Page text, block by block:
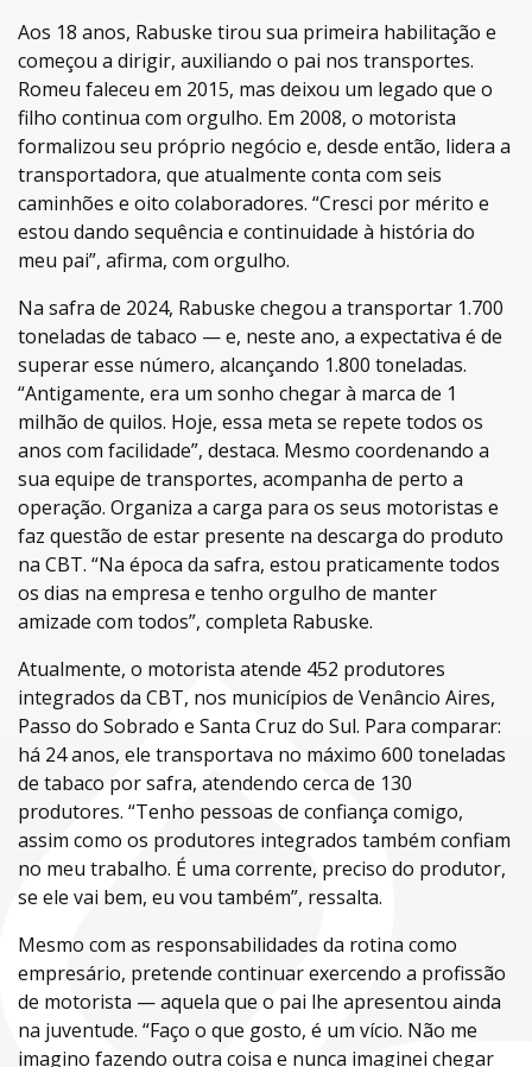
Aos 18 anos, Rabuske tirou sua primeira habilitação e
começou a dirigir, auxiliando o pai nos transportes.
Romeu faleceu em 2015, mas deixou um legado que o
filho continua com orgulho. Em 2008, o motorista
formalizou seu próprio negócio e, desde então, lidera a
transportadora, que atualmente conta com seis
caminhões e oito colaboradores. “Cresci por mérito e
estou dando sequência e continuidade à história do
meu pai”, afirma, com orgulho.
Na safra de 2024, Rabuske chegou a transportar 1.700
toneladas de tabaco — e, neste ano, a expectativa é de
superar esse número, alcançando 1.800 toneladas.
“Antigamente, era um sonho chegar à marca de 1
milhão de quilos. Hoje, essa meta se repete todos os
anos com facilidade”, destaca. Mesmo coordenando a
sua equipe de transportes, acompanha de perto a
operação. Organiza a carga para os seus motoristas e
faz questão de estar presente na descarga do produto
na CBT. “Na época da safra, estou praticamente todos
os dias na empresa e tenho orgulho de manter
amizade com todos”, completa Rabuske.
Atualmente, o motorista atende 452 produtores
integrados da CBT, nos municípios de Venâncio Aires,
Passo do Sobrado e Santa Cruz do Sul. Para comparar:
há 24 anos, ele transportava no máximo 600 toneladas
de tabaco por safra, atendendo cerca de 130
produtores. “Tenho pessoas de confiança comigo,
assim como os produtores integrados também confiam
no meu trabalho. É uma corrente, preciso do produtor,
se ele vai bem, eu vou também”, ressalta.
Mesmo com as responsabilidades da rotina como
empresário, pretende continuar exercendo a profissão
de motorista — aquela que o pai lhe apresentou ainda
na juventude. “Faço o que gosto, é um vício. Não me
imagino fazendo outra coisa e nunca imaginei chegar